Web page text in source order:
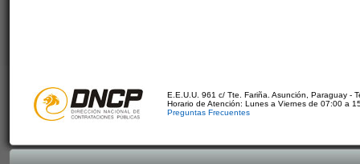
E.E.U.U. 961 c/ Tte. Fariña. Asunción, Paraguay -
Horario de Atención: Lunes a Viernes de 07:00 a
Preguntas Frecuentes